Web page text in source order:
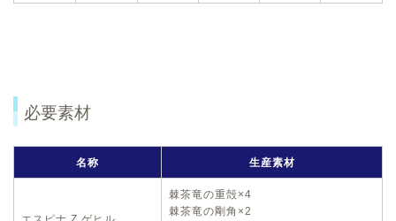
必要素材
名称 生産素材
棘茶竜の重殻×4
棘茶竜の剛角×2